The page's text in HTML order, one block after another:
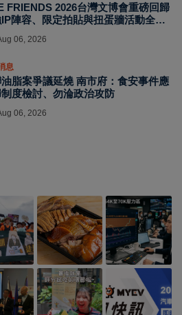
FRIENDS 2026台灣文博會重磅回歸
陣容、限定拍貼與扭蛋牆活動全公
06, 2026
息
脂案爭議延燒 南市府：食安事件應
制度檢討、勿淪政治攻防
06, 2026